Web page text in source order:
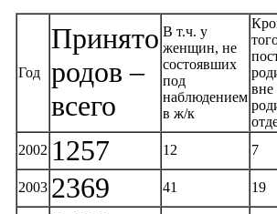
Год
Принято
родов –
всего
В т.ч. у
женщин, не
состоявших
под
наблюдением
в ж/к
вне
2002 1257 12 7
2003 2369 41 19